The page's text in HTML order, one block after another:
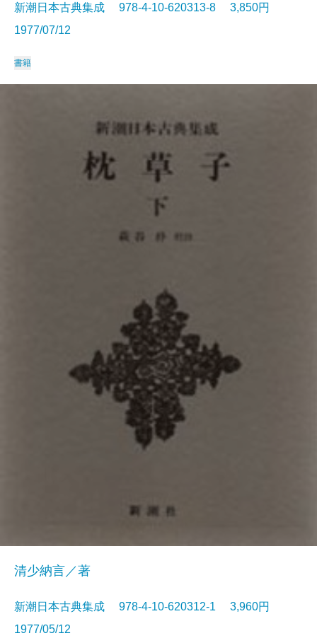
新潮日本古典集成 978-4-10-620313-8 3,850円
1977/07/12
書籍
清少納言／著
新潮日本古典集成 978-4-10-620312-1 3,960円
1977/05/12